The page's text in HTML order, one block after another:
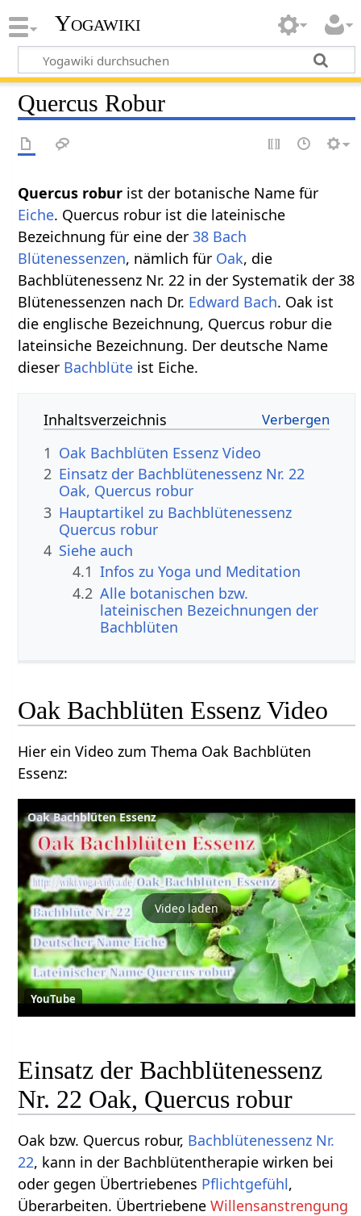
Yogawiki
Quercus Robur
Quercus robur ist der botanische Name für
Eiche. Quercus robur ist die lateinische
Bezeichnung für eine der38 Bach
Blütenessenzen, nämlich für Oak, die
Bachblütenessenz Nr. 22 in der Systematik der 38
Blütenessenzen nach Dr. Edward Bach. Oak ist
die englische Bezeichnung, Quercus robur die
lateinsiche Bezeichnung. Der deutsche Name
dieser Bachblüte ist Eiche.
Inhaltsverzeichnis
1 Oak Bachblüten Essenz Video
2 Einsatz der Bachblütenessenz Nr. 22
Oak, Quercus robur
3 Hauptartikel zu Bachblütenessenz
Quercus robur
4 Siehe auch
4.1 Infos zu Yoga und Meditation
4.2 Alle botanischen bzw.
lateinischen Bezeichnungen der
Bachblüten
Oak Bachblüten Essenz Video
Hier ein Video zum Thema Oak Bachblüten
Essenz:
Oak Bachblüten Essenz
Video laden
YouTube
Einsatz der Bachblütenessenz
Nr. 22 Oak, Quercus robur
Oak bzw. Quercus robur, Bachblütenessenz Nr.
22, kann in der Bachblütentherapie wirken bei
oder gegen Übertriebenes Pflichtgefühl,
Überarbeiten. ÜbertriebeneWillensanstrengung